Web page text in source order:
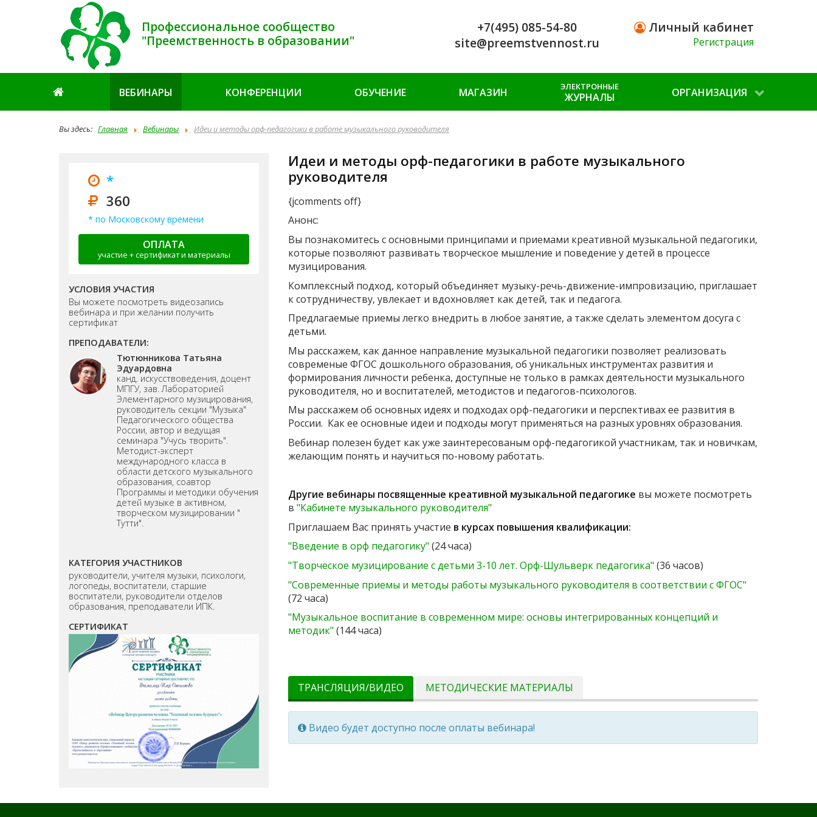
Профессиональное сообщество
"Преемственность в образовании"
+7(495) 085-54-80
site@preemstvennost.ru
Личный кабинет
Регистрация
ВЕБИНАРЫ КОНФЕРЕНЦИИ ОБУЧЕНИЕ МАГАЗИН ЭЛЕКТРОННЫЕ
ЖУРНАЛЫ ОРГАНИЗАЦИЯ
Вы здесь: Главная Вебинары Идеи и методы орф-педагогики в работе музыкального руководителя
*
360
* по Московскому времени
ОПЛАТА
участие + сертификат и материалы
УСЛОВИЯ УЧАСТИЯ
Вы можете посмотреть видеозапись
вебинара и при желании получить
сертификат
ПРЕПОДАВАТЕЛИ:
Тютюнникова Татьяна
Эдуардовна
канд. искусствоведения, доцент
МПГУ, зав. Лабораторией
Элементарного музицирования,
руководитель секции "Музыка"
Педагогического общества
России, автор и ведущая
семинара "Учусь творить".
Методист-эксперт
международного класса в
области детского музыкального
образования, соавтор
Программы и методики обучения
детей музыке в активном,
творческом музицировании "
Тутти".
КАТЕГОРИЯ УЧАСТНИКОВ
руководители, учителя музыки, психологи,
логопеды, воспитатели, старшие
воспитатели, руководители отделов
образования, преподаватели ИПК.
СЕРТИФИКАТ
Идеи и методы орф-педагогики в работе музыкального
руководителя
{jcomments off}
Анонс:
Вы познакомитесь с основными принципами и приемами креативной музыкальной педагогики,
которые позволяют развивать творческое мышление и поведение у детей в процессе
музицирования.
Комплексный подход, который объединяет музыку-речь-движение-импровизацию, приглашает
к сотрудничеству, увлекает и вдохновляет как детей, так и педагога.
Предлагаемые приемы легко внедрить в любое занятие, а также сделать элементом досуга с
детьми.
Мы расскажем, как данное направление музыкальной педагогики позволяет реализовать
современые ФГОС дошкольного образования, об уникальных инструментах развития и
формирования личности ребенка, доступные не только в рамках деятельности музыкального
руководителя, но и воспитателей, методистов и педагогов-психологов.
Мы расскажем об основных идеях и подходах орф-педагогики и перспективах ее развития в
России. Как ее основные идеи и подходы могут применяться на разных уровнях образования.
Вебинар полезен будет как уже заинтересованым орф-педагогикой участникам, так и новичкам,
желающим понять и научиться по-новому работать.
Другие вебинары посвященные креативной музыкальной педагогике вы можете посмотреть
в "Кабинете музыкального руководителя"
Приглашаем Вас принять участие в курсах повышения квалификации:
"Введение в орф педагогику" (24 часа)
"Творческое музицирование с детьми 3-10 лет. Орф-Шульверк педагогика" (36 часов)
"Современные приемы и методы работы музыкального руководителя в соответствии с ФГОС"
(72 часа)
"Музыкальное воспитание в современном мире: основы интегрированных концепций и
методик" (144 часа)
ТРАНСЛЯЦИЯ/ВИДЕО МЕТОДИЧЕСКИЕ МАТЕРИАЛЫ
Видео будет доступно после оплаты вебинара!